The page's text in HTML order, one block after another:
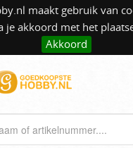
maakt gebruik van
je akkoord met het
Akkoord